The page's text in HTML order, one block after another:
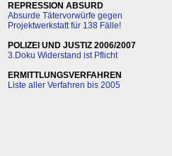
REPRESSION ABSURD
Absurde Tätervorwürfe gegen
Projektwerkstatt für 138 Fälle!
POLIZEI UND JUSTIZ 2006/2007
3.Doku Widerstand ist Pflicht
ERMITTLUNGSVERFAHREN
Liste aller Verfahren bis 2005